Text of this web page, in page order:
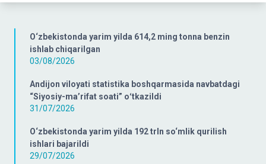
O‘zbekistonda yarim yilda 614,2 ming tonna benzin
ishlab chiqarilgan
03/08/2026
Andijon viloyati statistika boshqarmasida navbatdagi
“Siyosiy-ma’rifat soati” oʻtkazildi
31/07/2026
O‘zbekistonda yarim yilda 192 trln so‘mlik qurilish
ishlari bajarildi
29/07/2026